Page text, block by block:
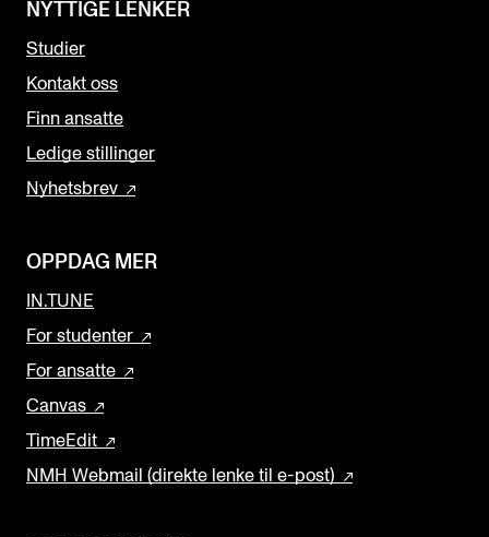
NYTTIGE LENKER
Studier
Kontakt oss
Finn ansatte
Ledige stillinger
Nyhetsbrev
OPPDAG MER
IN.TUNE
For studenter
For ansatte
Canvas
TimeEdit
NMH Webmail (direkte lenke til e-post)